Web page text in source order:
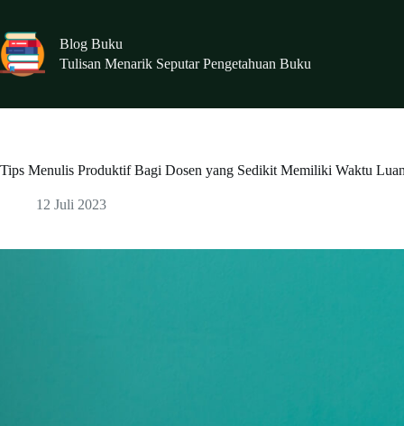
content
Blog Buku
Tulisan Menarik Seputar Pengetahuan Buku
Tips Menulis Produktif Bagi Dosen yang Sedikit Memiliki Waktu
12 Juli 2023